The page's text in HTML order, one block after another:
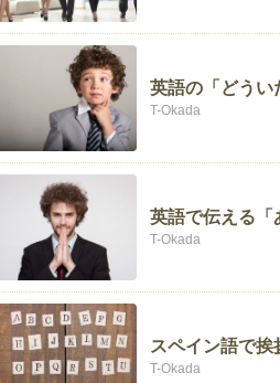
英語の「どうい
T-Okada
英語で伝える「
T-Okada
スペイン語で
T-Okada